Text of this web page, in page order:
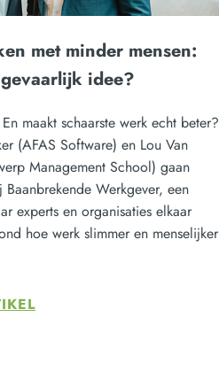
met minder mensen:
idee?
maakt schaarste werk echt beter?
(AFAS Software) en Lou Van
Management School) gaan
Werkgever, een
experts en organisaties elkaar
hoe werk slimmer en menselijker